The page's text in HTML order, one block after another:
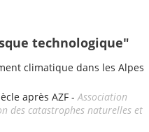
technologique"
climatique dans les Alpes
après AZF -Association
des catastrophes naturelles et